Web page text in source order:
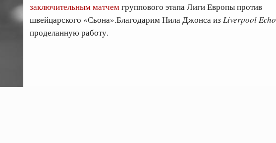
заключительным матчемгруппового этапа Лиги Европы против
швейцарского «Сьона».Благодарим Нила Джонса из Liverpool Echo
проделанную работу.